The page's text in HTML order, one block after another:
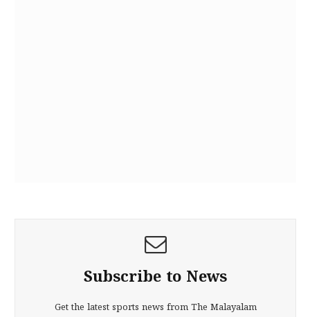
Subscribe to News
Get the latest sports news from The Malayalam